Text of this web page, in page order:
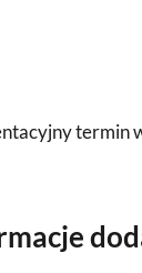
termin